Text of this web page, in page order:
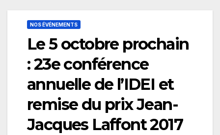
NOS ÉVÉNEMENTS
Le 5 octobre prochain
: 23e conférence
annuelle de l’IDEI et
remise du prix Jean-
Jacques Laffont 2017